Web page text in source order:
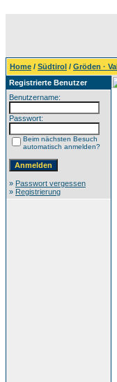
Home / Südtirol / Gröden ·
Registrierte Benutzer
Benutzername:
Passwort:
Beim nächsten Besuch
automatisch anmelden?
» Passwort vergessen
» Registrierung